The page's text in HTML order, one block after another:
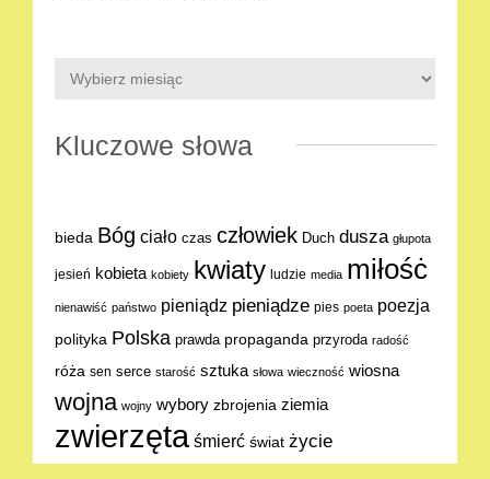
Kluczowe słowa
bieda Bóg ciało czas człowiek Duch dusza głupota
jesień kobieta kobiety kwiaty ludzie media miłośċ
nienawiść państwo pieniądz pieniądze pies poeta poezja
polityka Polska prawda propaganda przyroda radość
róża sen serce starość sztuka słowa wieczność wiosna
wojna wojny wybory zbrojenia ziemia
zwierzęta śmierć świat życie